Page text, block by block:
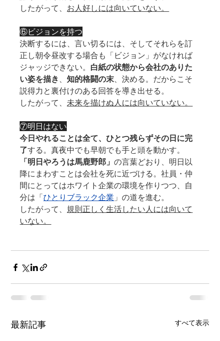
したがって、 お人好しには向いていない。
⑥ビジョンを持つ
決断するには、言い切るには、そしてそれらを訂
正し朝令昼改する場合も「ビジョン」がなければ
ジャッジできない。 白紙の状態から会社のありた
い姿を描き 、知的格闘の末、決める。だからこそ
説得力と裏付けのある回答を導き出せる。
したがって、未来を描けぬ人には向いていない。
⑦明日はない
今日やれることは全て、ひとつ残らずその日に完
了する。真夜中でも早朝でも手と頭を動かす。
「明日やろうは馬鹿野郎」の言葉どおり、明日以
降にまわすことは会社を死に近づける。社員・仲
間にとってはホワイト企業の環境を作りつつ、自
分は「ひとりブラック企業 」の道を進む。
したがって、 規則正しく生活したい人には向いて
いない。
最新記事 すべて表示